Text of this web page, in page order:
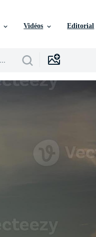
Vidéos Editorial